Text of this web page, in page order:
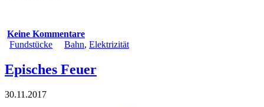
Keine Kommentare
Fundstücke
Bahn, Elektrizität
Episches Feuer
30.11.2017